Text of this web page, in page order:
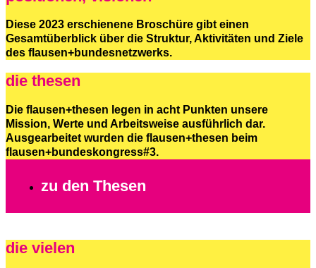
Diese 2023 erschienene Broschüre gibt einen
Gesamtüberblick über die Struktur, Aktivitäten und Ziele
des flausen+bundesnetzwerks.
die thesen
Die flausen+thesen legen in acht Punkten unsere
Mission, Werte und Arbeitsweise ausführlich dar.
Ausgearbeitet wurden die flausen+thesen beim
flausen+bundeskongress#3.
zu den Thesen
die vielen